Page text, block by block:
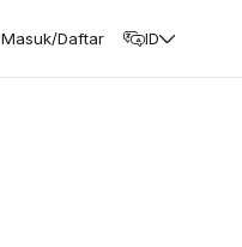
Masuk/Daftar ID